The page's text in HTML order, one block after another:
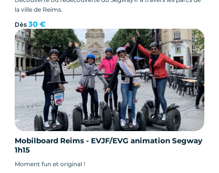
la ville de Reims.
Dès 30 €
Mobilboard Reims - EVJF/EVG animation Segway
1h15
Moment fun et original !